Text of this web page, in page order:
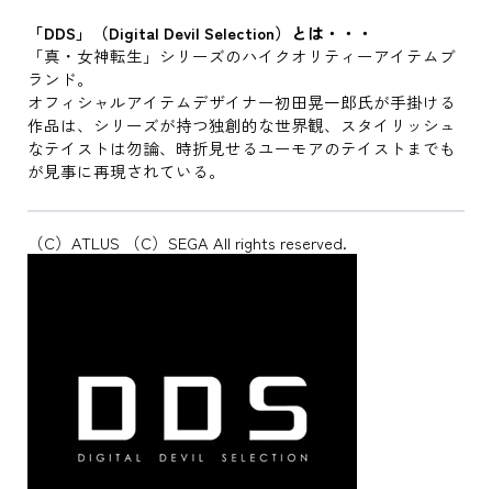
「DDS」（Digital Devil Selection）とは・・・
「真・女神転生」シリーズのハイクオリティーアイテムブ
ランド。
オフィシャルアイテムデザイナー初田晃一郎氏が手掛ける
作品は、シリーズが持つ独創的な世界観、スタイリッシュ
なテイストは勿論、時折見せるユーモアのテイストまでも
が見事に再現されている。
（C）ATLUS （C）SEGA All rights reserved.